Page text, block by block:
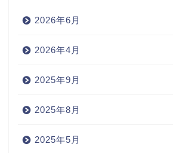
2026年6月
2026年4月
2025年9月
2025年8月
2025年5月